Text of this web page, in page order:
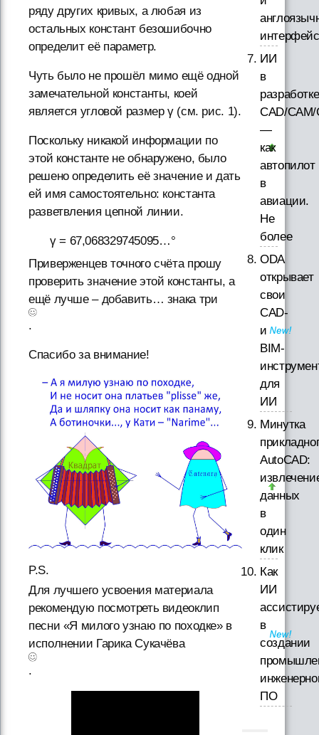
ряду других кривых, а любая из
остальных констант безошибочно
определит её параметр.
Чуть было не прошёл мимо ещё одной
замечательной константы, коей
является угловой размер γ (см. рис. 1).
Поскольку никакой информации по
этой константе не обнаружено, было
решено определить её значение и дать
ей имя самостоятельно: константа
разветвления цепной линии.
γ = 67,068329745095…°
Приверженцев точного счёта прошу
проверить значение этой константы, а
ещё лучше – добавить… знака три
.
Спасибо за внимание!
P.S.
Для лучшего усвоения материала
рекомендую посмотреть видеоклип
песни «Я милого узнаю по походке» в
исполнении Гарика Сукачёва
.
ИИ
в
разработке
CAD/
—
как
автопилот
в
авиации.
Не
более
ODA
открывает
свои
CAD-
и
BIM-
для
ИИ
Минутка
AutoCAD:
данных
в
один
клик
Как
ИИ
в
создании
ПО